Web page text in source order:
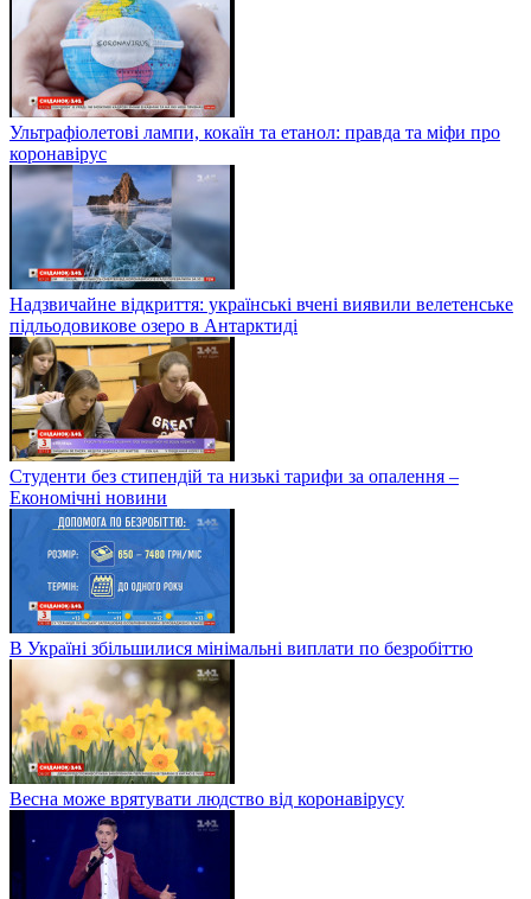
Ультрафіолетові лампи, кокаїн та етанол: правда та міфи про
коронавірус
Надзвичайне відкриття: українські вчені виявили велетенське
підльодовикове озеро в Антарктиді
Студенти без стипендій та низькі тарифи за опалення –
Економічні новини
В Україні збільшилися мінімальні виплати по безробіттю
Весна може врятувати людство від коронавірусу